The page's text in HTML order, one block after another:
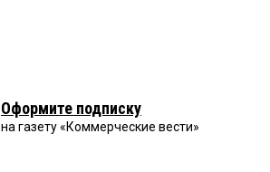
Оформите подписку
на газету «Коммерческие вести»